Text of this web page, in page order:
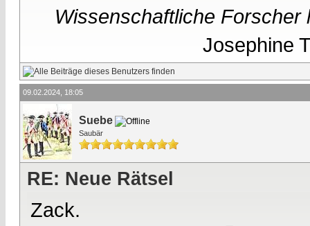
Wissenschaftliche
Josephine
09.02.2024, 18:05
Suebe
Saubär
RE: Neue Rätsel
Zack.